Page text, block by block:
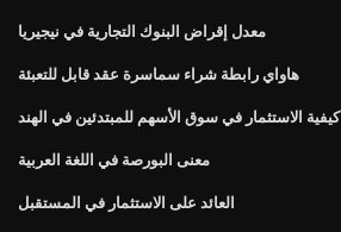
معدل إقراض البنوك التجارية في نيجيريا
هاواي رابطة شراء سماسرة عقد قابل للتعبئة
كيفية الاستثمار في سوق الأسهم للمبتدئين في الهند
معنى البورصة في اللغة العربية
العائد على الاستثمار في المستقبل